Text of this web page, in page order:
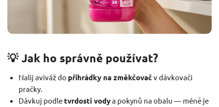
💡 Jak ho správně používat?
Nalij aviváž do přihrádky na změkčovač v dávkovači
pračky.
Dávkuj podle tvrdosti vodya pokynů na obalu — méně je